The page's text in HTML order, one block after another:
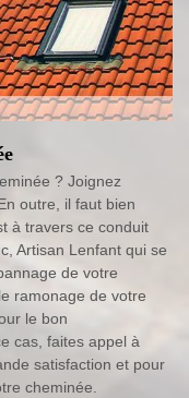
? Joignez
outre, il faut bien
à travers ce conduit
Artisan Lenfant qui se
de votre
ramonage de votre
le bon
cas, faites appel à
satisfaction et pour
cheminée.